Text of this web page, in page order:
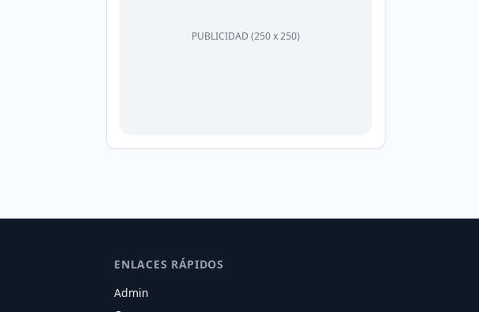
PUBLICIDAD (250 x 250)
ENLACES RÁPIDOS
Admin